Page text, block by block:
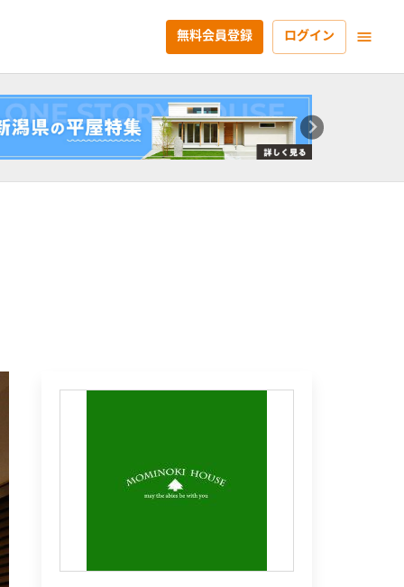
無料会員登録 ログイン